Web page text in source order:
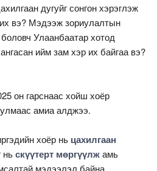
дугуйг сонгон хэрэглэж
вэ? Мэдээж зориулалтын
Улаанбаатар хотод
ийм зам хэр их байгаа вэ?
он гарснаас хойш хоёр
амиа алджээ.
хоёр нь цахилгаан
ньскүүтерт мөргүүлжамь
мэдээлэл байна.